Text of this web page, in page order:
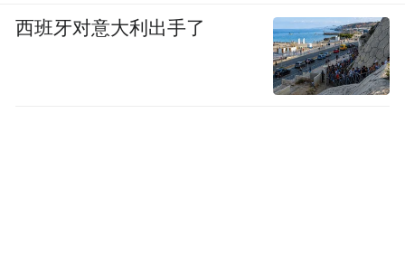
西班牙对意大利出手了